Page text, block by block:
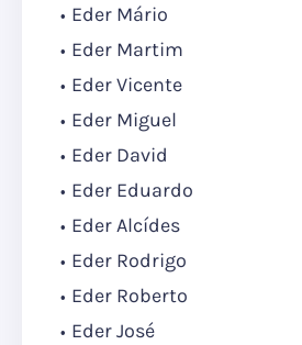
Eder Mário
Eder Martim
Eder Vicente
Eder Miguel
Eder David
Eder Eduardo
Eder Alcídes
Eder Rodrigo
Eder Roberto
Eder José